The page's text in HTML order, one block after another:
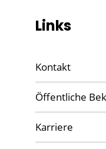
Links
Kontakt
Öffentliche
Karriere